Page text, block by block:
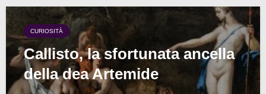
CURIOSITÀ
Callisto, la sfortunata ancella
della dea Artemide